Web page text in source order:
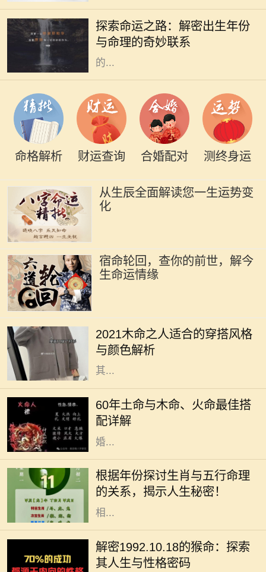
探索命运之路：解密出生年份
与命理的奇妙联系
着重要的角色。古人相信，一个人出
生的年份、月份、日期和时辰直接影
响着他们的命运。而其中，出生年份
的...
命格解析 财运查询 合婚配对 测终身运
从生辰全面解读您一生运势变
化
宿命轮回，查你的前世，解今
生命运情缘
2021木命之人适合的穿搭风格
与颜色解析
而言，这一年的穿搭选择直接影响着
他们的气场与运势。木命属于五行中
的一种，象征着生长、旺盛与活力，
其...
60年土命与木命、火命最佳搭
配详解
在中国传统命理学中，每个人的命格
都是不同的，而土命、木命和火命则
是常被讨论的一类。这种讨论不仅涉
及到个人命理，还影响着人际关系、
婚...
根据年份探讨生肖与五行命理
的关系，揭示人生秘密！
在中国传统文化中，生肖和五行是命
理学中两个重要的元素。每一个生肖
年都有其独特的五行属性，这不仅影
响着个人的性格特征，还与命运息息
相...
解密1992.10.18的猴命：探索
其人生与性格密码
在中华文化中，十二生肖不仅仅是一
种标志，更蕴含着丰富的哲学和人生
智慧。我们今天要探讨的是1992年
10月18日出生的猴命人的性格与命